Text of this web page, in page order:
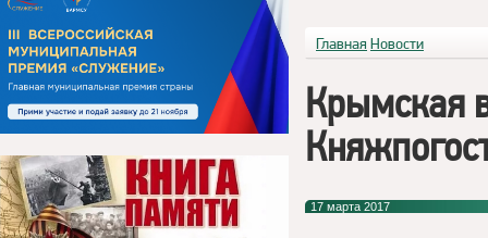
Главная Новости
Крымская
17 марта 2017